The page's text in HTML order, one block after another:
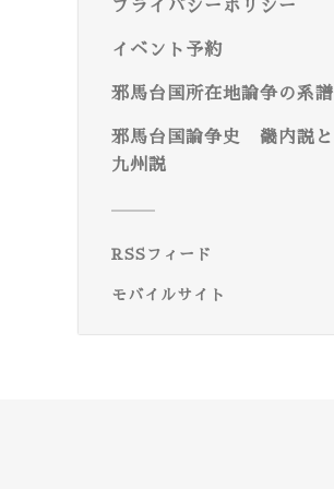
プライバシーポリシー
イベント予約
邪馬台国所在地論争の系譜
邪馬台国論争史 畿内説と
九州説
RSSフィード
モバイルサイト